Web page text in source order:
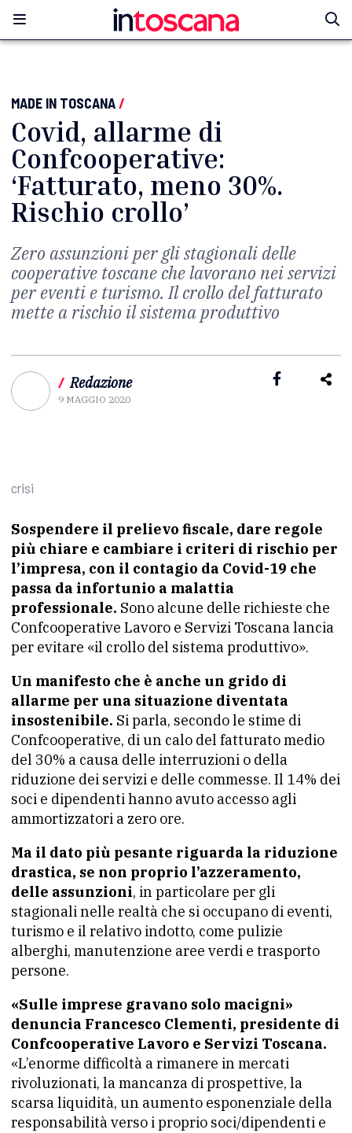
MADE IN TOSCANA/
Covid, allarme di
Confcooperative:
‘Fatturato, meno 30%.
Rischio crollo’
Zero assunzioni per gli stagionali delle
cooperative toscane che lavorano nei servizi
per eventi e turismo. Il crollo del fatturato
mette a rischio il sistema produttivo
/ Redazione
9 MAGGIO 2020
crisi
Sospendere il prelievo fiscale, dare regole
più chiare e cambiare i criteri di rischio per
l’impresa, con il contagio da Covid-19 che
passa da infortunio a malattia
professionale. Sono alcune delle richieste che
Confcooperative Lavoro e Servizi Toscana lancia
per evitare «il crollo del sistema produttivo».
Un manifesto che è anche un grido di
allarme per una situazione diventata
insostenibile. Si parla, secondo le stime di
Confcooperative, di un calo del fatturato medio
del 30% a causa delle interruzioni o della
riduzione dei servizi e delle commesse. Il 14% dei
soci e dipendenti hanno avuto accesso agli
ammortizzatori a zero ore.
Ma il dato più pesante riguarda la riduzione
drastica, se non proprio l’azzeramento,
delle assunzioni, in particolare per gli
stagionali nelle realtà che si occupano di eventi,
turismo e il relativo indotto, come pulizie
alberghi, manutenzione aree verdi e trasporto
persone.
«Sulle imprese gravano solo macigni»
denuncia Francesco Clementi, presidente di
Confcooperative Lavoro e Servizi Toscana.
«L’enorme difficoltà a rimanere in mercati
rivoluzionati, la mancanza di prospettive, la
scarsa liquidità, un aumento esponenziale della
responsabilità verso i proprio soci/dipendenti e